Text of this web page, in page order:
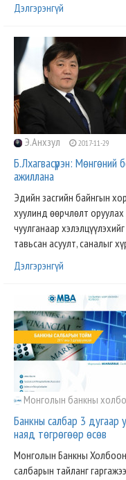
Дэлгэрэнгүй
Э.Анхзул 2017-11-29
Б.Лхагвасүрэн:
ажиллана
Эдийн засгийн байнгын
хуулинд өөрчлөлт
чуулганаар
тавьсан асуулт, саналыг
Дэлгэрэнгүй
Монголын банкны
Банкны салбар 3 дугаар
наяд төгрөгөөр өсөв
Монголын Банкны
салбарын тайланг